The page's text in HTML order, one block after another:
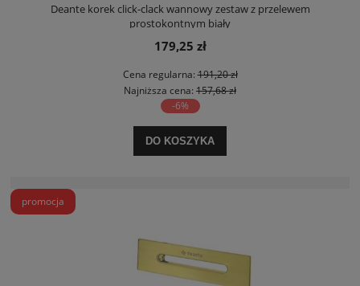
Deante korek click-clack wannowy zestaw z przelewem
prostokontnym biały
179,25 zł
Cena regularna:191,20 zł
Najniższa cena: 157,68 zł
-6%
DO KOSZYKA
promocja